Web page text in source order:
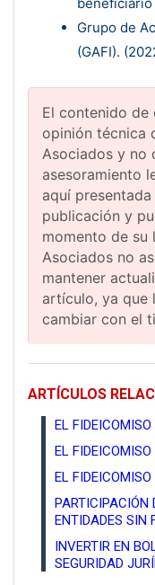
Grupo de
(GAFI).
El contenido
opinión técnica
Asociados y no
asesoramiento
aquí
publicación y
momento de su
Asociados no
mantener
artículo, ya que
cambiar con el
ARTÍCULOS
EL
EL
EL
PARTICIPACIÓN
ENTIDADES SIN
INVERTIR EN
SEGURIDAD